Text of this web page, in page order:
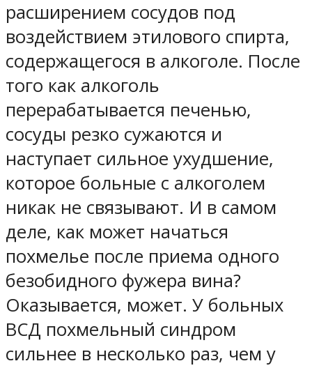
расширением сосудов под
воздействием этилового спирта,
содержащегося в алкоголе. После
того как алкоголь
перерабатывается печенью,
сосуды резко сужаются и
наступает сильное ухудшение,
которое больные с алкоголем
никак не связывают. И в самом
деле, как может начаться
похмелье после приема одного
безобидного фужера вина?
Оказывается, может. У больных
ВСД похмельный синдром
сильнее в несколько раз, чем у